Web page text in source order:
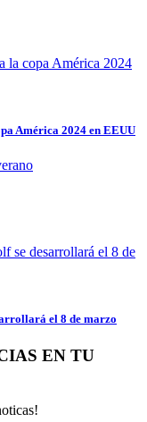
América 2024 en EEUU
el 8 de marzo
EN TU